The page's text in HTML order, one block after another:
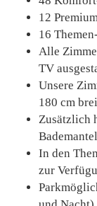
12
16
Alle
TV
Unsere
180 cm
Zusätzlich
In den
zur